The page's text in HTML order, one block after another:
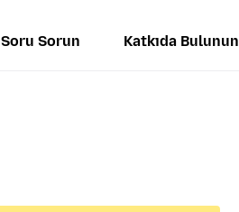
Soru Sorun Katkıda Bulunun